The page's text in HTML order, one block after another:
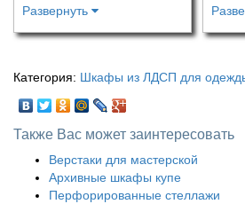
Развернуть
Категория: Шкафы из ЛДСП для
Также Вас может заинтересовать
Верстаки для мастерской
Архивные шкафы купе
Перфорированные стеллажи